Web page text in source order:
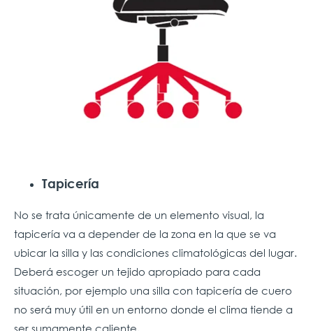
Tapicería
No se trata únicamente de un elemento visual, la
tapicería va a depender de la zona en la que se va
ubicar la silla y las condiciones climatológicas del lugar.
Deberá escoger un tejido apropiado para cada
situación, por ejemplo una silla con tapicería de cuero
no será muy útil en un entorno donde el clima tiende a
ser sumamente caliente.